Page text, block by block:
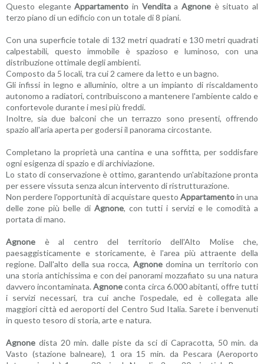
Questo eleganteAppartamento in VenditaaAgnone è situato al
terzo piano di un edificio con un totale di 8 piani.
Con una superficie totale di 132 metri quadrati e 130 metri quadrati
calpestabili, questo immobile è spazioso e luminoso, con una
distribuzione ottimale degli ambienti.
Composto da 5 locali, tra cui 2 camere da letto e un bagno.
Gli infissi in legno e alluminio, oltre a un impianto di riscaldamento
autonomo a radiatori, contribuiscono a mantenere l'ambiente caldo e
confortevole durante i mesi più freddi.
Inoltre, sia due balconi che un terrazzo sono presenti, offrendo
spazio all'aria aperta per godersi il panorama circostante.
Completano la proprietà una cantina e una soffitta, per soddisfare
ogni esigenza di spazio e di archiviazione.
Lo stato di conservazione è ottimo, garantendo un'abitazione pronta
per essere vissuta senza alcun intervento di ristrutturazione.
Non perdere l'opportunità di acquistare questo Appartamentoin una
delle zone più belle di Agnone, con tutti i servizi e le comodità a
portata di mano.
Agnone è al centro del territorio dell'Alto Molise che,
paesaggisticamente e storicamente, è l'area più attraente della
regione. Dall'alto della sua rocca, Agnonedomina un territorio con
una storia antichissima e con dei panorami mozzafiato su una natura
davvero incontaminata.Agnoneconta circa 6.000 abitanti, offre tutti
i servizi necessari, tra cui anche l'ospedale, ed è collegata alle
maggiori città ed aeroporti del Centro Sud Italia. Sarete i benvenuti
in questo tesoro di storia, arte e natura.
Agnone dista 20 min. dalle piste da sci di Capracotta, 50 min. da
Vasto (stazione balneare), 1 ora 15 min. da Pescara (Aeroporto